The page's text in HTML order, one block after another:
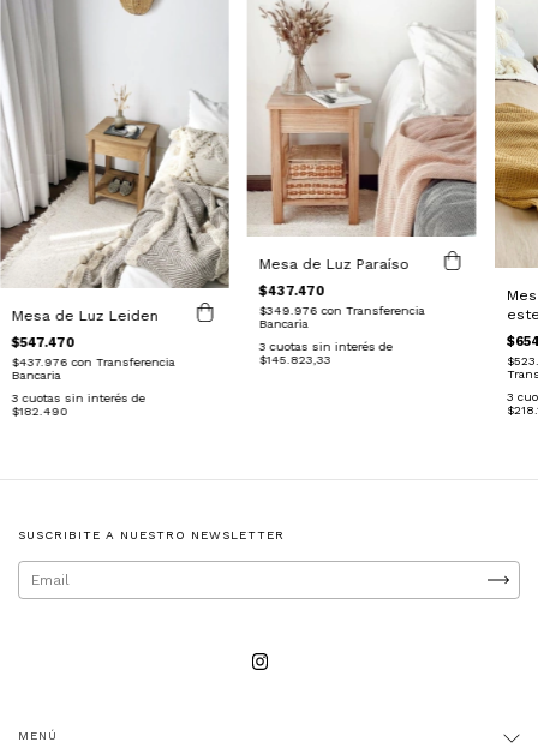
Mesa de Luz Leiden
$547.470
$437.976con Transferencia
Bancaria
3 cuotas sin interés de
$182.490
Mesa de Luz Paraíso
$437.470
$349.976con Transferencia
Bancaria
3 cuotas sin interés de
$145.823,33
3
SUSCRIBITE A NUESTRO NEWSLETTER
MENÚ